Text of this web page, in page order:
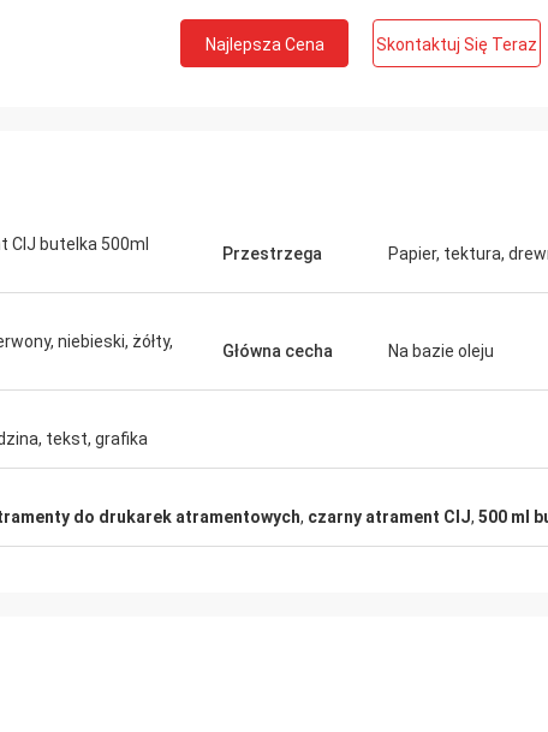
Najlepsza Cena Skontaktuj Się Teraz
CIJ butelka 500ml
Przestrzega Papier, tektura,
niebieski, żółty,
Główna cecha Na bazie oleju
tekst, grafika
do drukarek atramentowych, czarny atrament CIJ, 500 ml